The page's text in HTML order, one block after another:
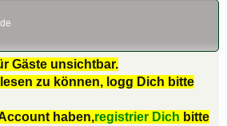
Gäste unsichtbar.
zu können, logg Dich bitte
haben,registrier Dich bitte